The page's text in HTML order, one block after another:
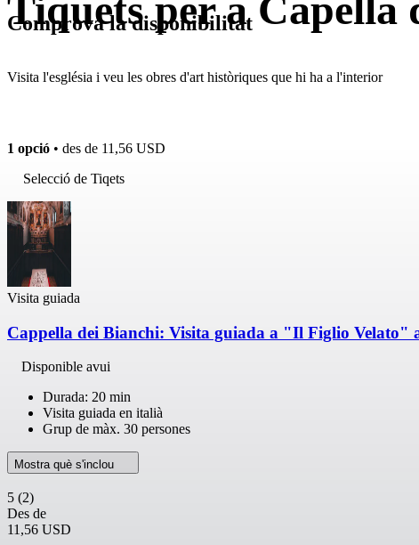
Visita l'església i veu les obres d'art històriques que hi ha a l'interior
Comprova la disponibilitat
1 opció • des de 11,56 USD
Selecció de Tiqets
Visita guiada
Cappella dei Bianchi: Visita guiada a "Il Figlio Velato"
Disponible avui
Durada: 20 min
Visita guiada en italià
Grup de màx. 30 persones
Mostra què s'inclou
5 (2)
Des de
11,56 USD